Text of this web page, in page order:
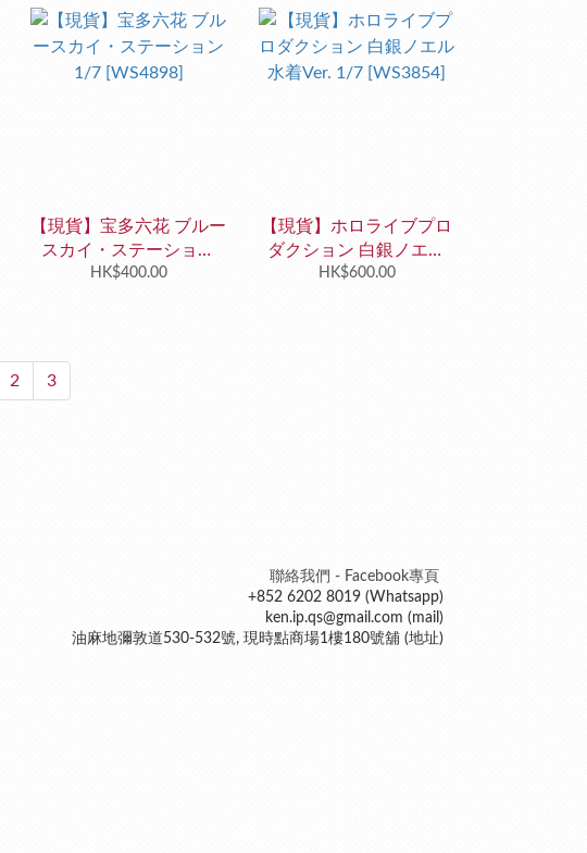
【現貨】宝多六花 ブルー
スカイ・ステーション
1/7 [WS4898]
HK$400.00
【現貨】ホロライブプロ
ダクション 白銀ノエル
水着Ver. 1/7 [WS3854]
HK$600.00
2 3
聯絡我們 - Facebook專頁
+852 6202 8019 (Whatsapp)
ken.ip.qs@gmail.com (mail)
油麻地彌敦道530-532號, 現時點商場1樓180號舖 (地址)